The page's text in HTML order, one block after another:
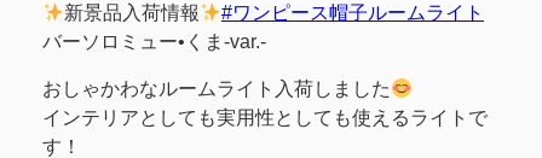
新景品入荷情報
#ワンピース帽子ルームライト
バーソロミュー•くま-var.-
おしゃかわなルームライト入荷しました
インテリアとしても実用性としても使えるライトで
す！